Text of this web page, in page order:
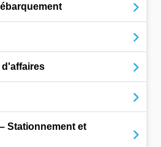
d'affaires
Stationnement et